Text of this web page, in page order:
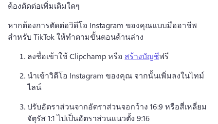
ต้องตัดต่อเพิ่มเติมใดๆ
หากต้องการตัดต่อวิดีโอ Instagram ของคุณแบบมืออาชีพ
สำหรับ TikTok ให้ทำตามขั้นตอนด้านล่าง
ลงชื่อเข้าใช้ Clipchamp หรือ สร้างบัญชีฟรี
นำเข้าวิดีโอ Instagram ของคุณ จากนั้นเพิ่มลงในไทม์
ไลน์
ปรับอัตราส่วนจากอัตราส่วนจอกว้าง 16:9 หรือสี่เหลี่ยม
จัตุรัส 1:1 ไปเป็นอัตราส่วนแนวตั้ง 9:16